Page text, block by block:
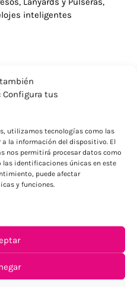
Configura tus
utilizamos tecnologías como las
a la información del dispositivo. El
nos permitirá procesar datos como
identificaciones únicas en este
puede afectar
y funciones.
inteligentes